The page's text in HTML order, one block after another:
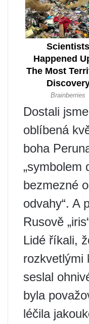
Dostali
oblíbená
boha
„symbolem
bezmezné
odvahy“. A
Rusově
Lidé říkali,
rozkvetlými
seslal
byla
léčila